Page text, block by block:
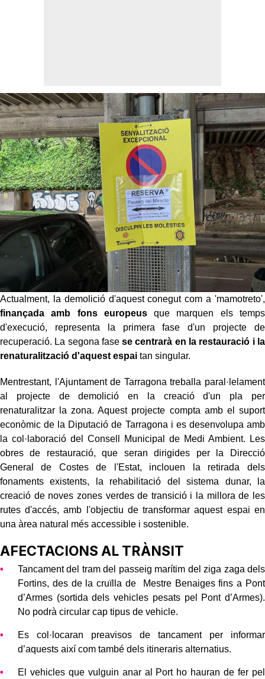
Actualment, la demolició d'aquest conegut com a 'mamotreto',
finançada amb fons europeusque marquen els temps
d'execució, representa la primera fase d'un projecte de
recuperació. La segona fasese centrarà en la restauració i la
renaturalització d'aquest espai tan singular.
Mentrestant, l'Ajuntament de Tarragona treballa paral·lelament
al projecte de demolició en la creació d'un pla per
renaturalitzar la zona. Aquest projecte compta amb el suport
econòmic de la Diputació de Tarragona i es desenvolupa amb
la col·laboració del Consell Municipal de Medi Ambient. Les
obres de restauració, que seran dirigides per la Direcció
General de Costes de l'Estat, inclouen la retirada dels
fonaments existents, la rehabilitació del sistema dunar, la
creació de noves zones verdes de transició i la millora de les
rutes d'accés, amb l'objectiu de transformar aquest espai en
una àrea natural més accessible i sostenible.
AFECTACIONS AL TRÀNSIT
Tancament del tram del passeig marítim del ziga zaga dels
Fortins, des de la cruïlla de Mestre Benaiges fins a Pont
d’Armes (sortida dels vehicles pesats pel Pont d’Armes).
No podrà circular cap tipus de vehicle.
Es col·locaran preavisos de tancament per informar
d’aquests així com també dels itineraris alternatius.
El vehicles que vulguin anar al Port ho hauran de fer pel